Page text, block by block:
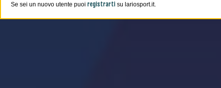
Se sei un nuovo utente puoi registrarti su lariosport.it.